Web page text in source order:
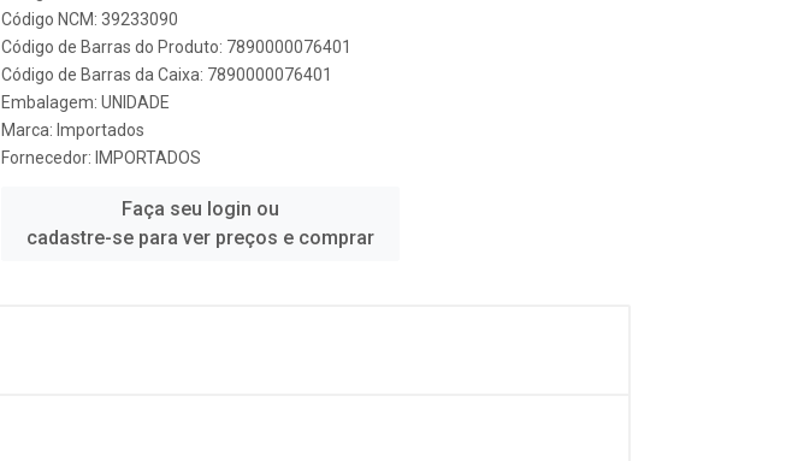
Código NCM: 39233090
Código de Barras do Produto: 7890000076401
Código de Barras da Caixa: 7890000076401
Embalagem: UNIDADE
Marca: Importados
Fornecedor: IMPORTADOS
Faça seu login ou
cadastre-se para ver preços e comprar